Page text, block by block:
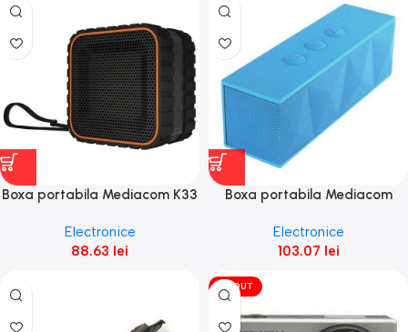
Boxa portabila Mediacom K33
Electronice
88.63 lei
Boxa portabila Mediacom
albastra Open Box
Electronice
103.07 lei
VÎNDUT